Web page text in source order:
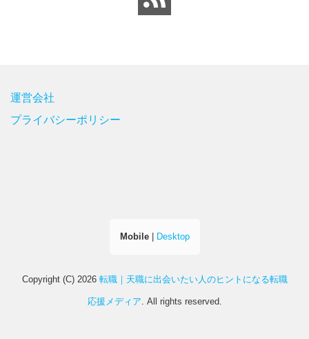
運営会社
プライバシーポリシー
Mobile| Desktop
Copyright (C) 2026 転職｜天職に出会いたい人のヒントになる転職
応援メディア . All rights reserved.